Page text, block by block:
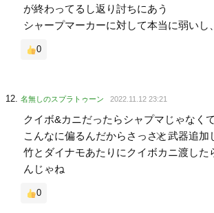
が終わってるし返り討ちにあう
シャープマーカーに対して本当に弱いし
0
名無しのスプラトゥーン 2022.11.12 23:21
クイボ&カニだったらシャプマじゃなく
こんなに偏るんだからさっさと武器追加
竹とダイナモあたりにクイボカニ渡した
んじゃね
0